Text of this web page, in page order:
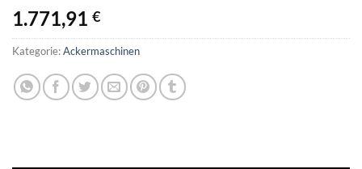
1.771,91 €
Kategorie:Ackermaschinen